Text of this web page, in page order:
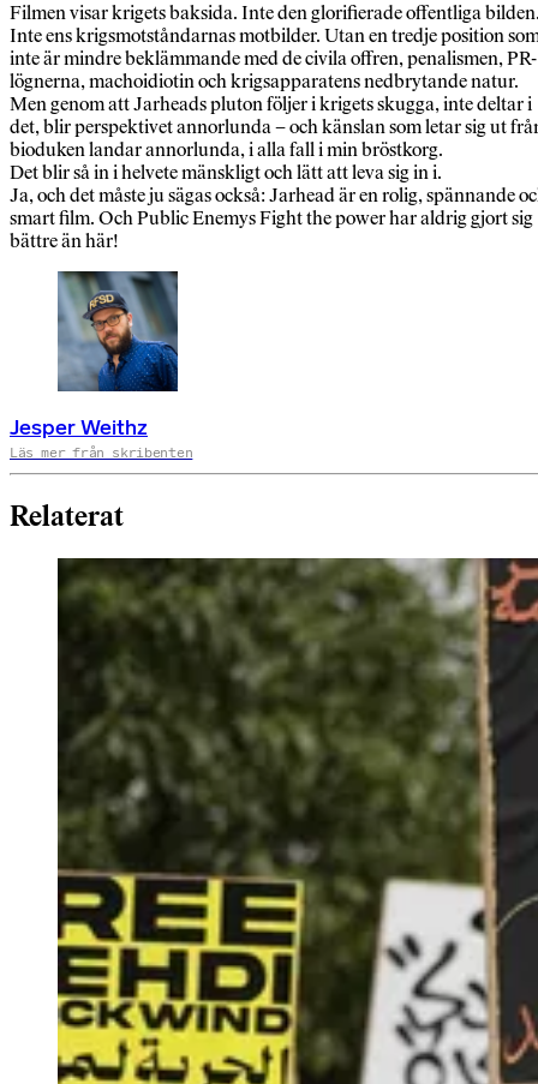
Filmen visar krigets baksida. Inte den glorifierade offentliga
Inte ens krigsmotståndarnas motbilder. Utan en tredje position
inte är mindre beklämmande med de civila offren, penalismen, PR-
lögnerna, machoidiotin och krigsapparatens nedbrytande natur.
Men genom att Jarheads pluton följer i krigets skugga, inte deltar i
det, blir perspektivet annorlunda – och känslan som letar sig ut
bioduken landar annorlunda, i alla fall i min bröstkorg.
Det blir så in i helvete mänskligt och lätt att leva sig in i.
Ja, och det måste ju sägas också: Jarhead är en rolig, spännande
smart film. Och Public Enemys Fight the power har aldrig gjort sig
bättre än här!
Jesper Weithz
Läs mer från skribenten
Relaterat